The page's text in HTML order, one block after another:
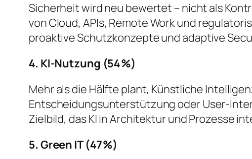
Sicherheit wird neu bewertet – nicht als
von Cloud, APIs, Remote Work und
proaktive Schutzkonzepte und adaptive
4. KI-Nutzung (54 %)
Mehr als die Hälfte plant, Künstliche
Entscheidungsunterstützung oder User-
Zielbild, das KI in Architektur und Prozesse
5. Green IT (47 %)